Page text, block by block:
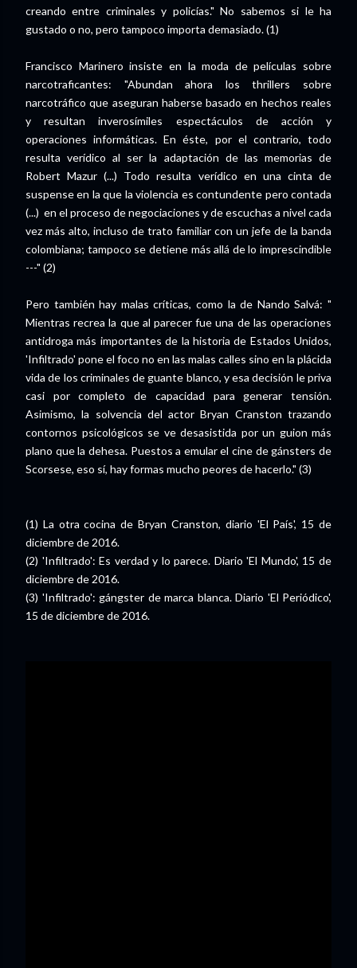
creando entre criminales y policías." No sabemos si le ha
gustado o no, pero tampoco importa demasiado. (1)
Francisco Marinero insiste en la moda de películas sobre
narcotraficantes: "Abundan ahora los thrillers sobre
narcotráfico que aseguran haberse basado en hechos reales
y resultan inverosímiles espectáculos de acción y
operaciones informáticas. En éste, por el contrario, todo
resulta verídico al ser la adaptación de las memorias de
Robert Mazur (...) Todo resulta verídico en una cinta de
suspense en la que la violencia es contundente pero contada
(...) en el proceso de negociaciones y de escuchas a nivel cada
vez más alto, incluso de trato familiar con un jefe de la banda
colombiana; tampoco se detiene más allá de lo imprescindible
---" (2)
Pero también hay malas críticas, como la de Nando Salvá: "
Mientras recrea la que al parecer fue una de las operaciones
antidroga más importantes de la historia de Estados Unidos,
'Infiltrado' pone el foco no en las malas calles sino en la plácida
vida de los criminales de guante blanco, y esa decisión le priva
casi por completo de capacidad para generar tensión.
Asimismo, la solvencia del actor Bryan Cranston trazando
contornos psicológicos se ve desasistida por un guion más
plano que la dehesa. Puestos a emular el cine de gánsters de
Scorsese, eso sí, hay formas mucho peores de hacerlo." (3)
(1) La otra cocina de Bryan Cranston, diario 'El País', 15 de
diciembre de 2016.
(2) 'Infiltrado': Es verdad y lo parece. Diario 'El Mundo', 15 de
diciembre de 2016.
(3) 'Infiltrado': gángster de marca blanca. Diario 'El Periódico',
15 de diciembre de 2016.